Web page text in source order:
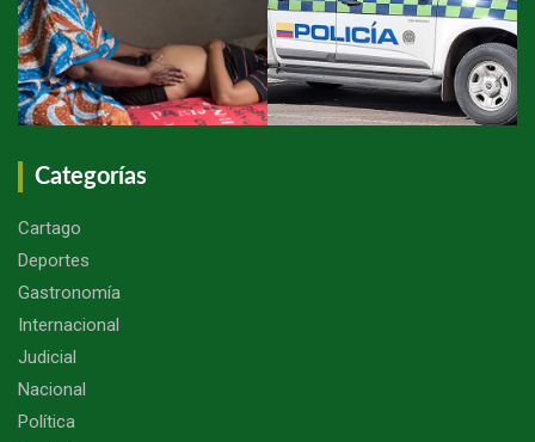
Categorías
Cartago
Deportes
Gastronomía
Internacional
Judicial
Nacional
Política